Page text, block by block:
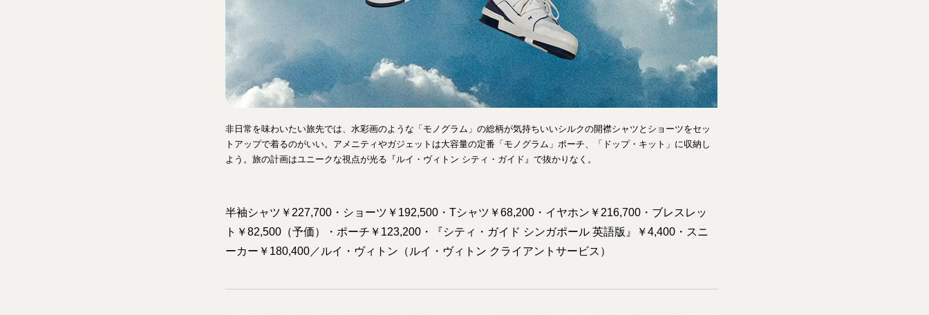
非日常を味わいたい旅先では、水彩画のような「モノグラム」の総柄が気持ちいいシルクの開襟シャツとショーツをセッ
トアップで着るのがいい。アメニティやガジェットは大容量の定番「モノグラム」ポーチ、「ドップ・キット」に収納し
よう。旅の計画はユニークな視点が光る『ルイ・ヴィトン シティ・ガイド』で抜かりなく。
半袖シャツ￥227,700・ショーツ￥192,500・Tシャツ￥68,200・イヤホン￥216,700・ブレスレッ
ト￥82,500（予価）・ポーチ￥123,200・『シティ・ガイド シンガポール 英語版』￥4,400・スニ
ーカー￥180,400／ルイ・ヴィトン（ルイ・ヴィトン クライアントサービス）